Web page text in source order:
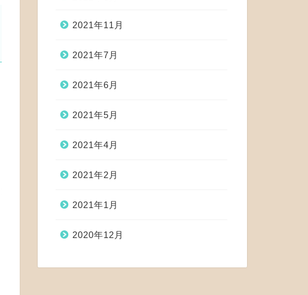
2021年11月
2021年7月
2021年6月
2021年5月
2021年4月
2021年2月
2021年1月
2020年12月